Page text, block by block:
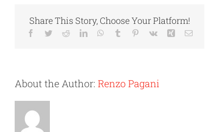
Share This Story, Choose Your Platform!
Facebook
TwitterRedditLinkedInWhatsApp
Tumblr Pinterest
Vk Xing Email
About the Author: Renzo Pagani